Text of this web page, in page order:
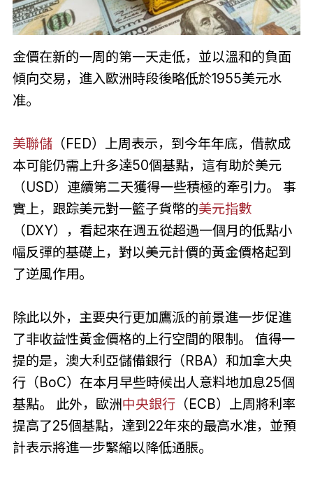
金價在新的一周的第一天走低，並以溫和的負面
傾向交易，進入歐洲時段後略低於1955美元水
准。
美聯儲（FED）上周表示，到今年年底，借款成
本可能仍需上升多達50個基點，這有助於美元
（USD）連續第二天獲得一些積極的牽引力。 事
實上，跟踪美元對一籃子貨幣的美元指數
（DXY），看起來在週五從超過一個月的低點小
幅反彈的基礎上，對以美元計價的黃金價格起到
了逆風作用。
除此以外，主要央行更加鷹派的前景進一步促進
了非收益性黃金價格的上行空間的限制。 值得一
提的是，澳大利亞儲備銀行（RBA）和加拿大央
行（BoC）在本月早些時候出人意料地加息25個
基點。 此外，歐洲中央銀行（ECB）上周將利率
提高了25個基點，達到22年來的最高水准，並預
計表示將進一步緊縮以降低通脹。